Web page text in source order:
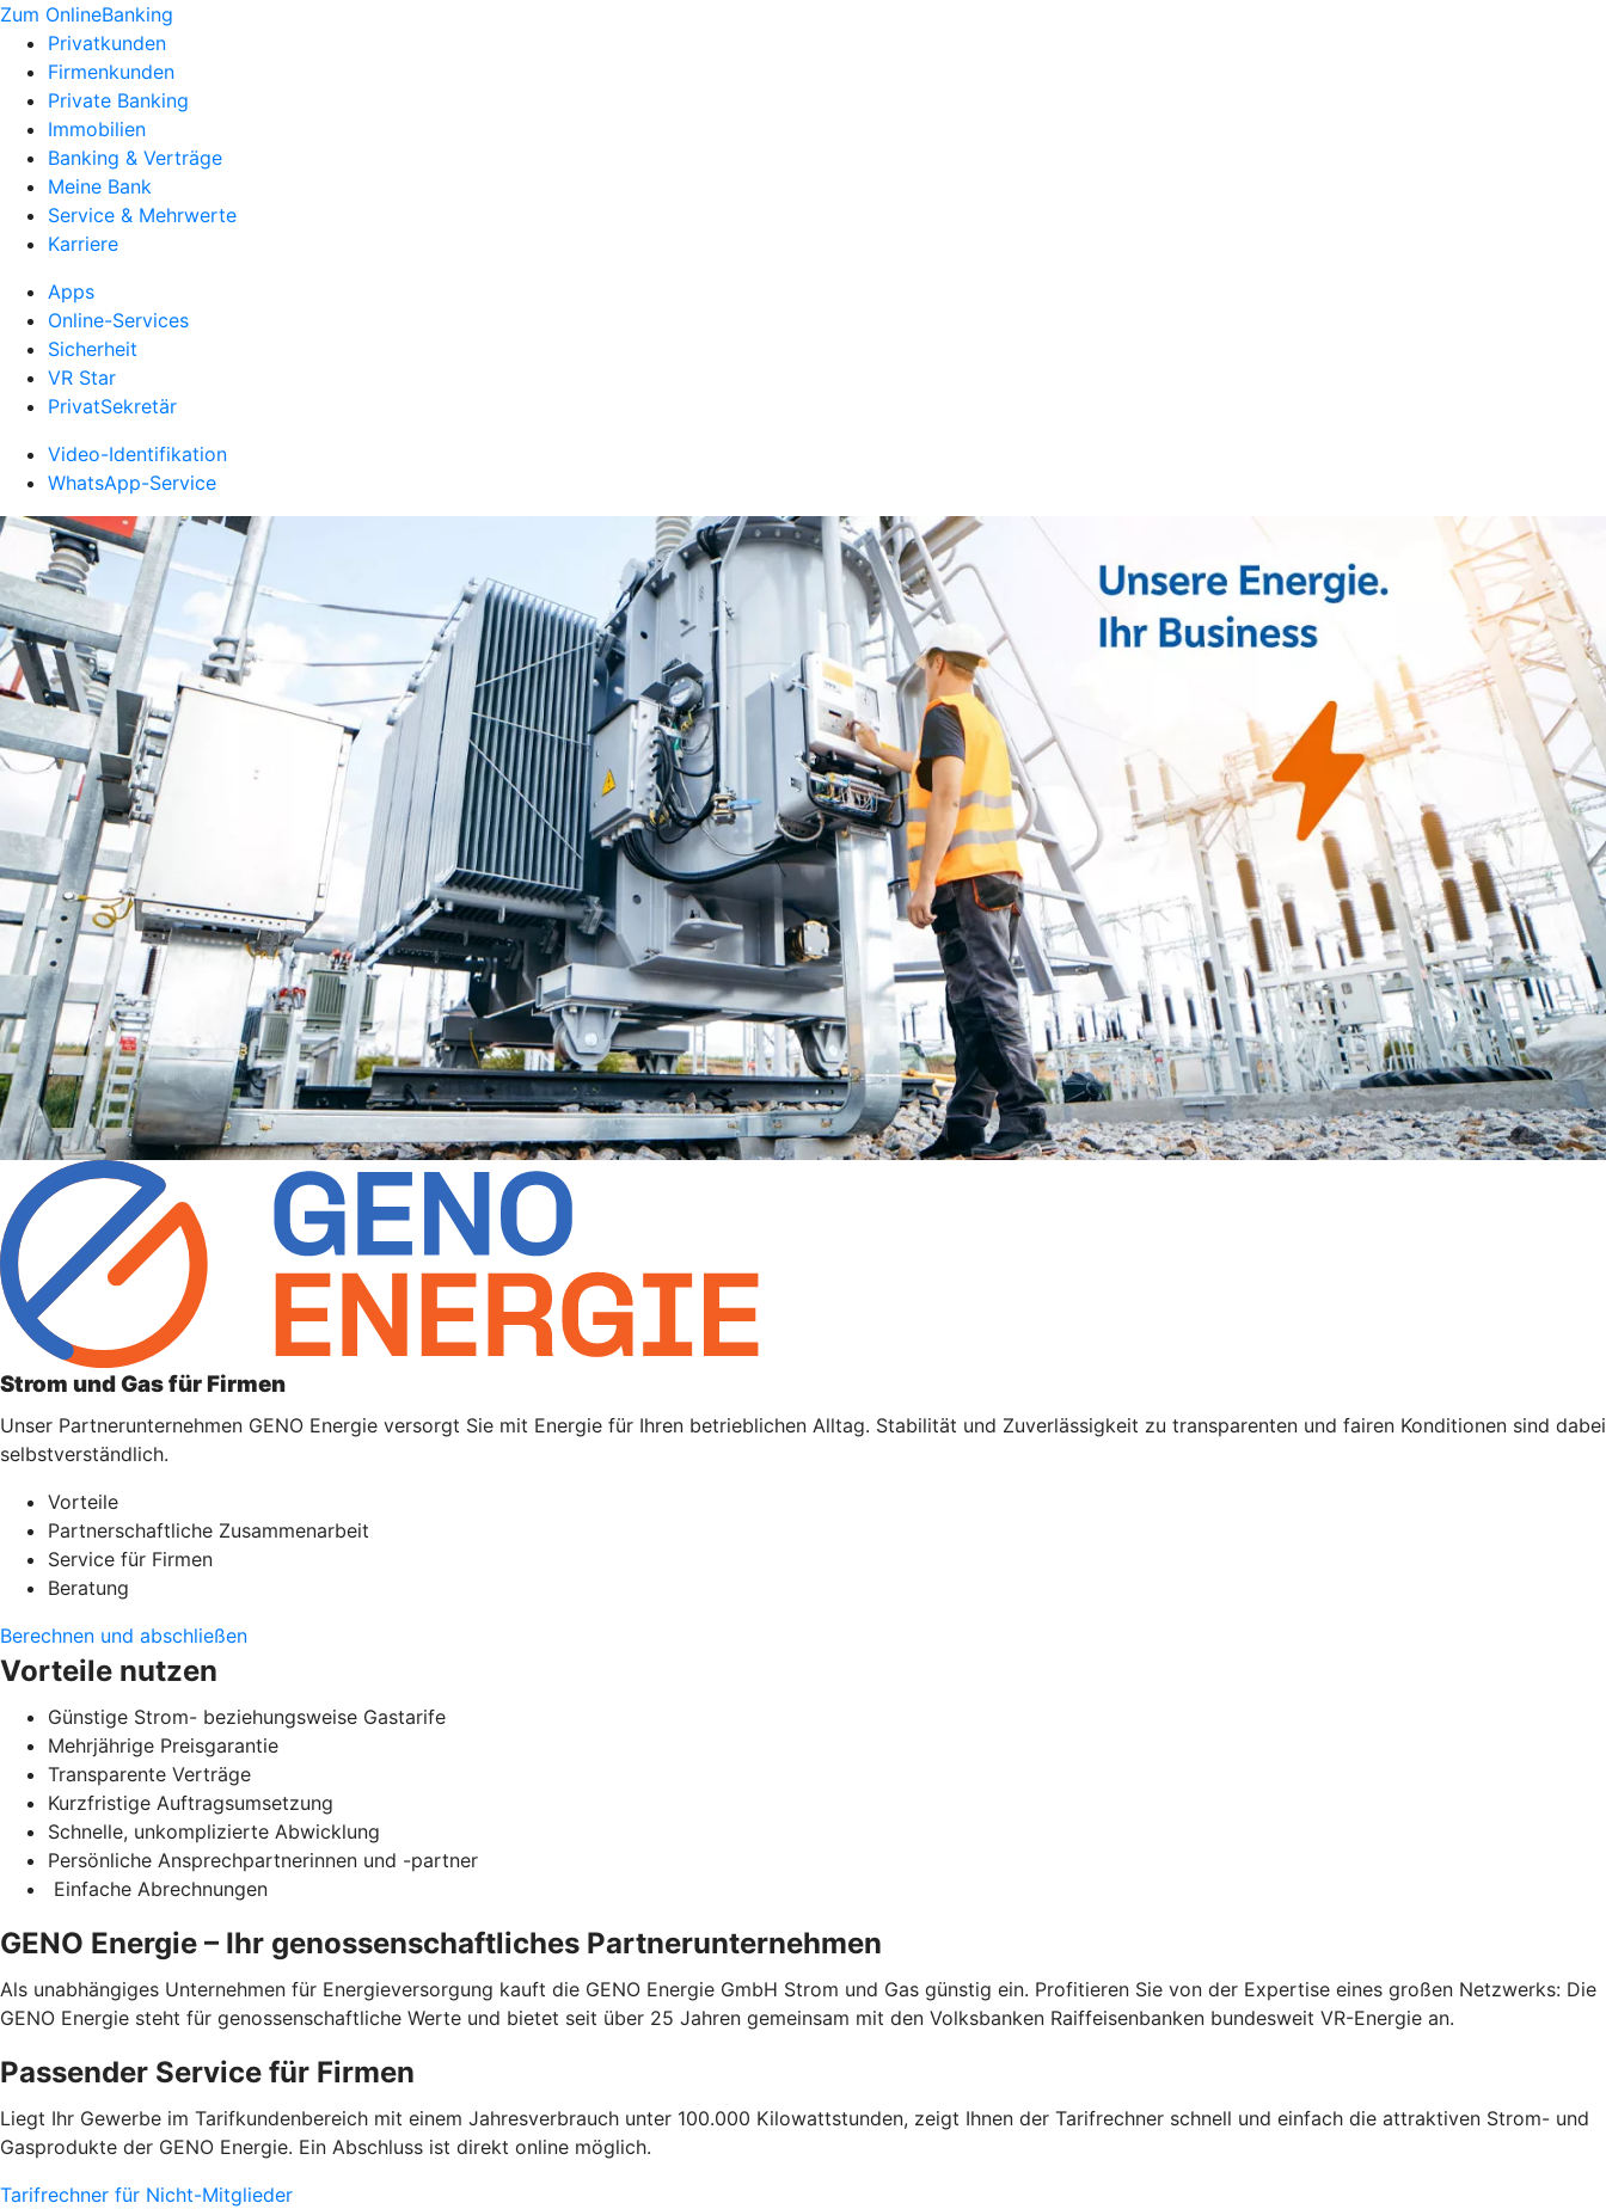
Zum OnlineBanking
Privatkunden
Firmenkunden
Private Banking
Immobilien
Banking & Verträge
Meine Bank
Service & Mehrwerte
Karriere
Apps
Online-Services
Sicherheit
VR Star
PrivatSekretär
Video-Identifikation
WhatsApp-Service
Strom und Gas für Firmen
Unser Partnerunternehmen GENO Energie versorgt Sie mit Energie für Ihren betrieblichen Alltag. Stabilität und Zuverlässigkeit zu transparenten und fairen Konditionen sind dabei
selbstverständlich.
Vorteile
Partnerschaftliche Zusammenarbeit
Service für Firmen
Beratung
Berechnen und abschließen
Vorteile nutzen
Günstige Strom- beziehungsweise Gastarife
Mehrjährige Preisgarantie
Transparente Verträge
Kurzfristige Auftragsumsetzung
Schnelle, unkomplizierte Abwicklung
Persönliche Ansprechpartnerinnen und -partner
Einfache Abrechnungen
GENO Energie – Ihr genossenschaftliches Partnerunternehmen
Als unabhängiges Unternehmen für Energieversorgung kauft die GENO Energie GmbH Strom und Gas günstig ein. Profitieren Sie von der Expertise eines großen Netzwerks: Die
GENO Energie steht für genossenschaftliche Werte und bietet seit über 25 Jahren gemeinsam mit den Volksbanken Raiffeisenbanken bundesweit VR-Energie an.
Passender Service für Firmen
Liegt Ihr Gewerbe im Tarifkundenbereich mit einem Jahresverbrauch unter 100.000 Kilowattstunden, zeigt Ihnen der Tarifrechner schnell und einfach die attraktiven Strom- und
Gasprodukte der GENO Energie. Ein Abschluss ist direkt online möglich.
Tarifrechner für Nicht-Mitglieder